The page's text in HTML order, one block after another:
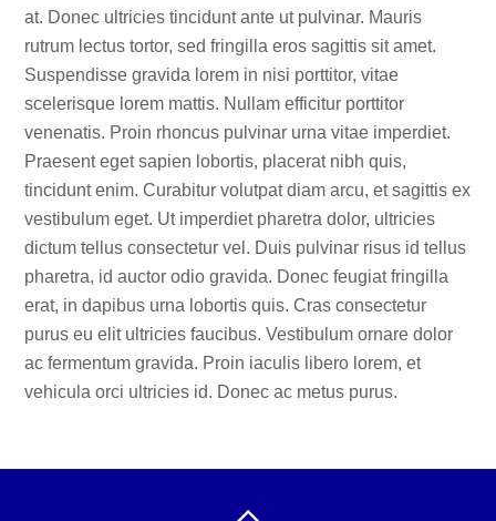
at. Donec ultricies tincidunt ante ut pulvinar. Mauris
rutrum lectus tortor, sed fringilla eros sagittis sit amet.
Suspendisse gravida lorem in nisi porttitor, vitae
scelerisque lorem mattis. Nullam efficitur porttitor
venenatis. Proin rhoncus pulvinar urna vitae imperdiet.
Praesent eget sapien lobortis, placerat nibh quis,
tincidunt enim. Curabitur volutpat diam arcu, et sagittis ex
vestibulum eget. Ut imperdiet pharetra dolor, ultricies
dictum tellus consectetur vel. Duis pulvinar risus id tellus
pharetra, id auctor odio gravida. Donec feugiat fringilla
erat, in dapibus urna lobortis quis. Cras consectetur
purus eu elit ultricies faucibus. Vestibulum ornare dolor
ac fermentum gravida. Proin iaculis libero lorem, et
vehicula orci ultricies id. Donec ac metus purus.